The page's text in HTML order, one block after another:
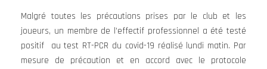
Malgré toutes les précautions prises par le club et les
joueurs, un membre de l’effectif professionnel a été testé
positif au test RT-PCR du covid-19 réalisé lundi matin. Par
mesure de précaution et en accord avec le protocole